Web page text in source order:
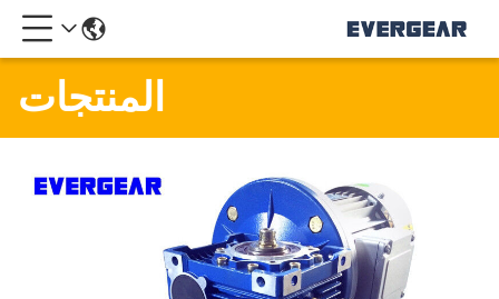
المنتجات